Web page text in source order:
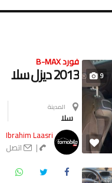
9
فورد B-MAX
2013 ديزل سلا
المدينة
سلا
Ibrahim Laasri
|
اتصل